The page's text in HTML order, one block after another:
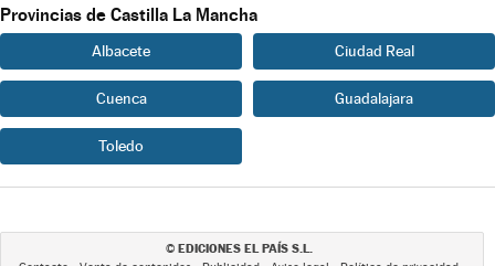
Provincias de Castilla La Mancha
Albacete Ciudad Real
Cuenca Guadalajara
Toledo
© EDICIONES EL PAÍS S.L.